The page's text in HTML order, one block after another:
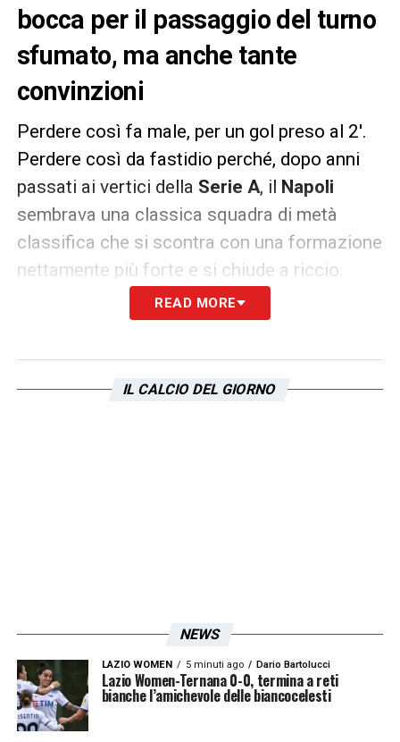
bocca per il passaggio del turno
sfumato, ma anche tante
convinzioni
Perdere così fa male, per un gol preso al 2′.
Perdere così da fastidio perché, dopo anni
passati ai vertici della Serie A, il Napoli
sembrava una classica squadra di metà
classifica che si scontra con una formazione
nettamente più forte e si chiude a riccio.
Quando però l’arrabbiatura sfuma e i pensieri
porta con sé anche tante convinzioni: la
Iscriviti gratis alla nostra
Newsletter
READ MORE
IL CALCIO DEL GIORNO
NEWS
LAZIO WOMEN 5 minuti ago Dario Bartolucci
Lazio Women-Ternana 0-0, termina a reti
bianche l’amichevole delle biancocelesti